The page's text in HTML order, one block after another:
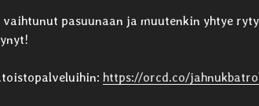
vaihtunut pasuunaan ja muutenkin yhtye
https://orcd.co/